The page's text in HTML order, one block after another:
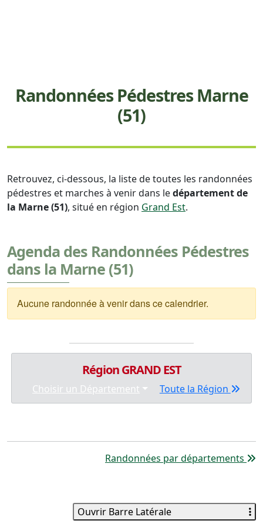
Randonnées Pédestres Marne
(51)
Retrouvez, ci-dessous, la liste de toutes les randonnées
pédestres et marches à venir dans ledépartement de
la Marne (51), situé en région Grand Est.
Agenda des Randonnées Pédestres
dans la Marne (51)
Aucune randonnée à venir dans ce calendrier.
Région GRAND EST
Choisir un Département Toute la Région
Randonnées par départements
Ouvrir Barre Latérale